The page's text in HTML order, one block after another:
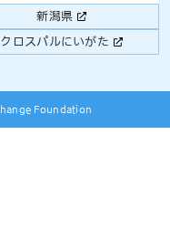
新潟県
クロスパルにいがた
Foundation